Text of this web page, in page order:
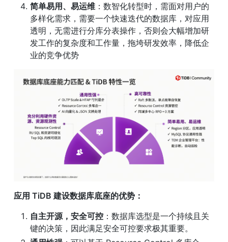
简单易用、易运维 ：数智化转型时，需面对用户的
多样化需求，需要一个快速迭代的数据库，对应用
透明，无需进行分库分表操作，否则会大幅增加研
发工作的复杂度和工作量，拖垮研发效率，降低企
业的竞争优势
应用 TiDB 建设数据库底座的优势：
自主开源，安全可控 ：数据库选型是一个持续且关
键的决策，因此满足安全可控要求极其重要。